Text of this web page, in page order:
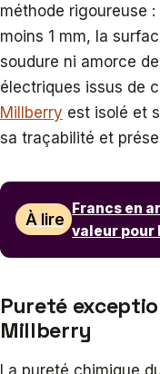
méthode rigoureuse
moins 1 mm, la
soudure ni amorce
électriques issus de
Millberry est isolé et
sa traçabilité et
À lire
Francs en
valeur
Pureté
Millberry
La pureté chimique